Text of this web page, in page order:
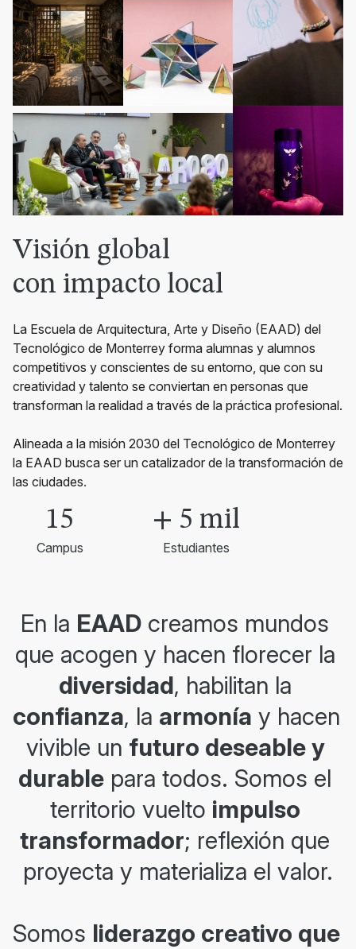
Visión global
con impacto local
La Escuela de Arquitectura, Arte y Diseño (EAAD) del
Tecnológico de Monterrey forma alumnas y alumnos
competitivos y conscientes de su entorno, que con su
creatividad y talento se conviertan en personas que
transforman la realidad a través de la práctica profesional.
Alineada a la misión 2030 del Tecnológico de Monterrey
la EAAD busca ser un catalizador de la transformación de
las ciudades.
15
Campus
+ 5 mil
Estudiantes
En la EAAD creamos mundos
diversidad
confianza, la armonía y hacen
vivible un futuro deseable y
durable para todos. Somos el
territorio vuelto impulso
transformador; reflexión que
proyecta y materializa el valor.
Somos liderazgo creativo que